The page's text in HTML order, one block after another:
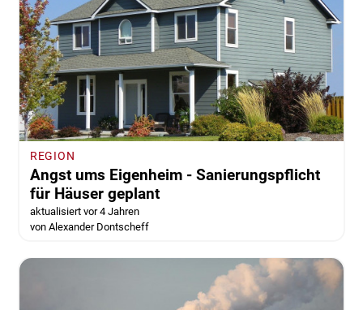
REGION
Angst ums Eigenheim - Sanierungspflicht
für Häuser geplant
aktualisiert vor 4 Jahren
von Alexander Dontscheff